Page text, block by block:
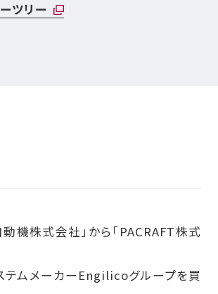
ツリー
機株式会社」から「PACRAFT株式
テムメーカーEngilicoグループを買